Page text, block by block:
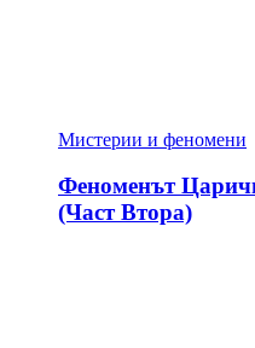
Мистерии и феномени
Феноменът
(Част Втора)